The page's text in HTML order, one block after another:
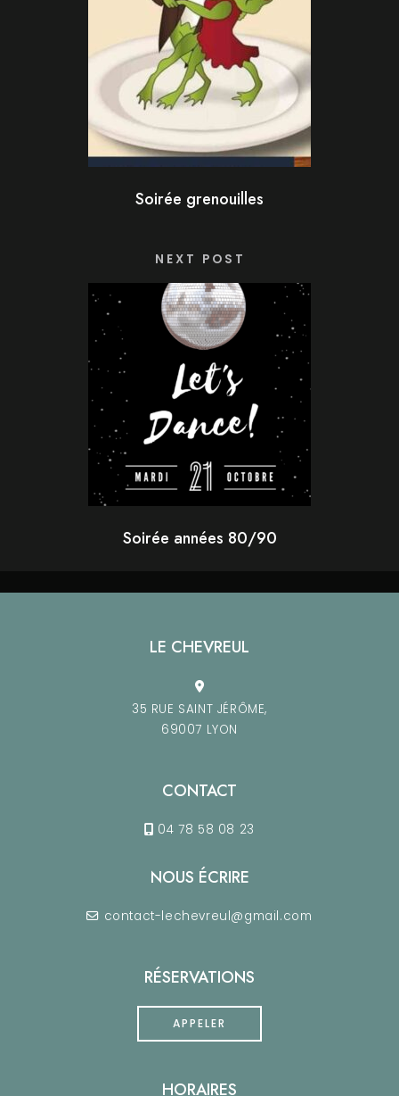
Soirée grenouilles
NEXT POST
Soirée années 80/90
LE CHEVREUL
35 RUE SAINT JÉRÔME,
69007 LYON
CONTACT
04 78 58 08 23
NOUS ÉCRIRE
contact-lechevreul@gmail.com
RÉSERVATIONS
APPELER
HORAIRES